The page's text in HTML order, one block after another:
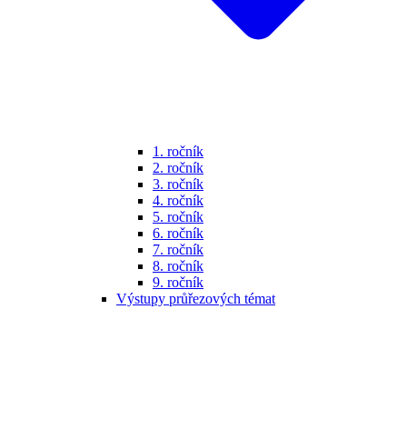
1. ročník
2. ročník
3. ročník
4. ročník
5. ročník
6. ročník
7. ročník
8. ročník
9. ročník
Výstupy průřezových témat